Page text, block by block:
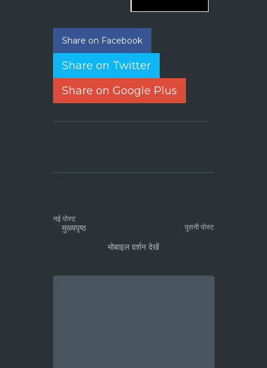
Share on Facebook
Share on Twitter
Share on Google Plus
नई पोस्ट
पुरानी पोस्ट
मुख्यपृष्ठ
मोबाइल वर्शन देखें